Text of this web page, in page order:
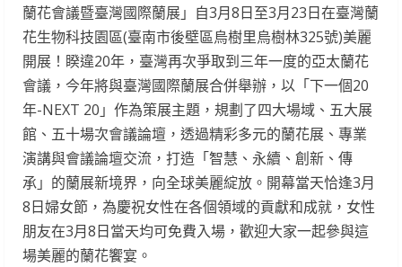
蘭花會議暨臺灣國際蘭展」自3月8日至3月23日在臺灣蘭
花生物科技園區(臺南市後壁區烏樹里烏樹林325號)美麗
開展！睽違20年，臺灣再次爭取到三年一度的亞太蘭花
會議，今年將與臺灣國際蘭展合併舉辦，以「下一個20
年-NEXT 20」作為策展主題，規劃了四大場域、五大展
館、五十場次會議論壇，透過精彩多元的蘭花展、專業
演講與會議論壇交流，打造「智慧、永續、創新、傳
承」的蘭展新境界，向全球美麗綻放。開幕當天恰逢3月
8日婦女節，為慶祝女性在各個領域的貢獻和成就，女性
朋友在3月8日當天均可免費入場，歡迎大家一起參與這
場美麗的蘭花饗宴。